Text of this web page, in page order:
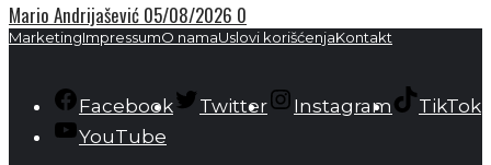
Mario Andrijašević 05/08/2026 0
MarketingImpressumO namaUslovi korišćenjaKontakt
Facebook Twitter Instagram
TikTok
YouTube